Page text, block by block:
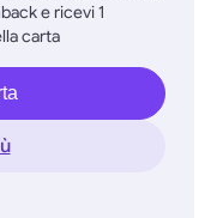
e ricevi 1
carta